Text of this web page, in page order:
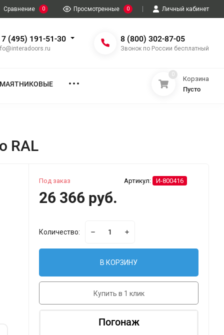
Сравнение 0 Просмотренные 0 Личный кабинет
7 (495) 191-51-30 8 (800) 302-87-05
Звонок по России бесплатный
МАЯТНИКОВЫЕ
0
Корзина
Пусто
RAL
Артикул: И-800416
Под заказ
26 366 руб.
Количество:
В КОРЗИНУ
Купить в 1 клик
Погонаж